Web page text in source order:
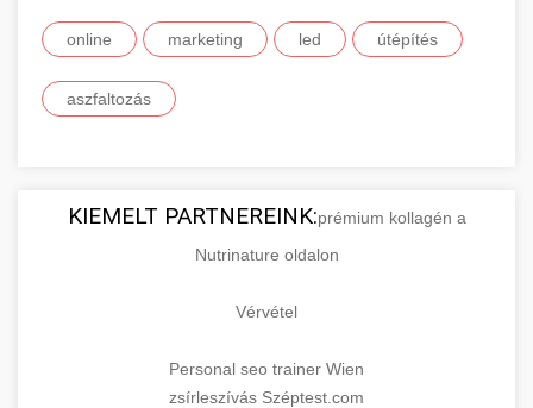
online marketing led útépítés
aszfaltozás
KIEMELT PARTNEREINK:prémium kollagén a
Nutrinature oldalon
Vérvétel
Personal seo trainer Wien
zsírleszívás Széptest.com